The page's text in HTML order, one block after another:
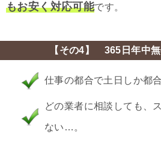
もお安く対応可能です。
【その4】 365日年中無
仕事の都合で土日しか都
どの業者に相談しても、
ない…。